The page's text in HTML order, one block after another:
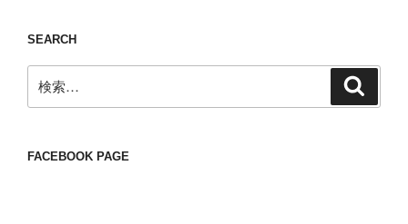
SEARCH
索:
FACEBOOK PAGE